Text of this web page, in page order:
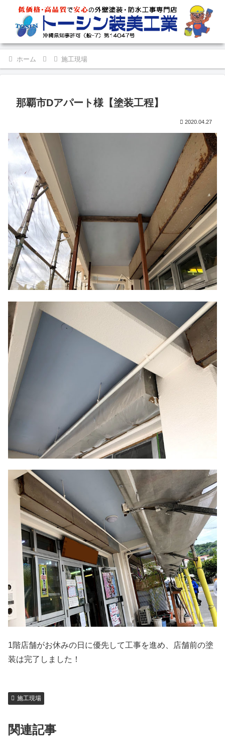
ホーム 施工現場
那覇市Dアパート様【塗装工程】
2020.04.27
1階店舗がお休みの日に優先して工事を進め、店舗前の塗
装は完了しました！
施工現場
関連記事